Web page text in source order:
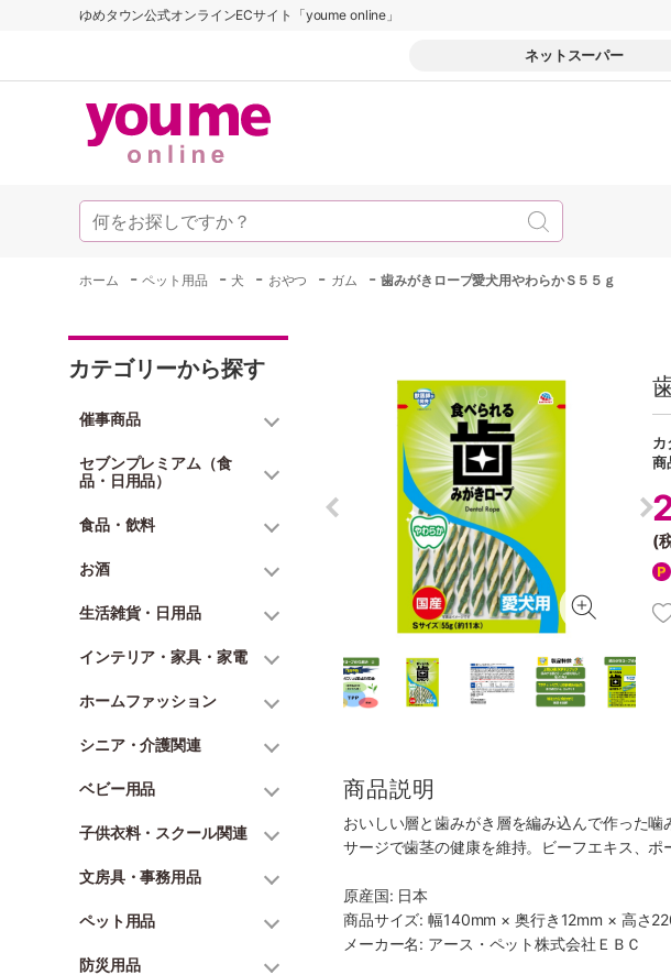
ゆめタウン公式オンラインECサイト「youme online」
ネットスーパー
ホーム -ペット用品 -犬 - おやつ - ガム -歯みがきロープ愛犬用やわらかＳ５５ｇ
カテゴリーから探す
催事商品
セブンプレミアム（食
品・日用品）
食品・飲料
お酒
生活雑貨・日用品
インテリア・家具・家電
ホームファッション
シニア・介護関連
ベビー用品
子供衣料・スクール関連
文房具・事務用品
ペット用品
防災用品
カ
商
(
商品説明
おいしい層と歯みがき層を編み込んで作った
サージで歯茎の健康を維持。ビーフエキス、
原産国: 日本
商品サイズ: 幅140mm × 奥行き12mm × 高さ
メーカー名: アース・ペット株式会社ＥＢＣ